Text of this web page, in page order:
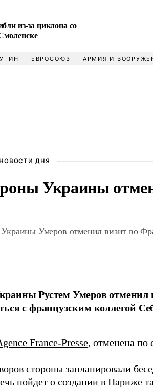
из-за циклона со
ЕВРОСОЮЗ АРМИЯ И
НОВОСТИ ДНЯ
Украины
Умеров отменил визит во
Рустем Умеров отменил
с французским коллегой
France-Presse, отменена по
стороны запланировали
пойдет о создании в Париже